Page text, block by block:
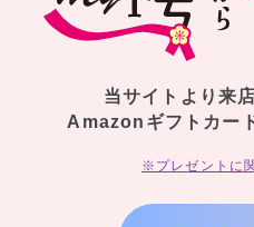
当サイトより来
Amazonギフトカー
※プレゼントに